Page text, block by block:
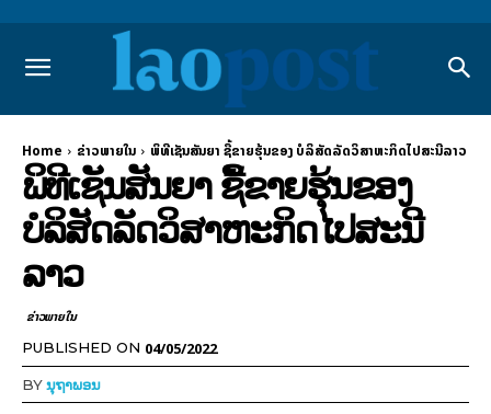
Home ຂ່າວພາຍ​ໃນ ພິທີເຊັນສັນຍາ ຊື້ຂາຍຮຸ້ນຂອງ ບໍລິສັດລັດວິສາຫະກິດໄປສະນີລາວ
ພິທີເຊັນສັນຍາ ຊື້ຂາຍຮຸ້ນຂອງ
ບໍລິສັດລັດວິສາຫະກິດໄປສະນີ
ລາວ
ຂ່າວພາຍ​ໃນ
PUBLISHED ON 04/05/2022
BYນຸຖາພອນ